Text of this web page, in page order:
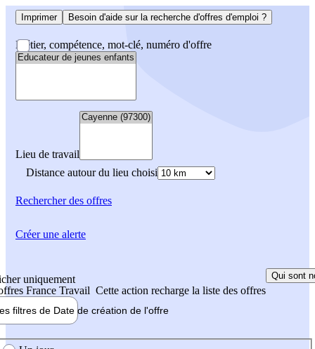
Imprimer Besoin d'aide sur la recherche d'offres d'emploi ?
Métier, compétence, mot-clé, numéro d'offre
Lieu de travail
Distance autour du lieu choisi
Rechercherdes offres
uniquement
France Travail Cette action recharge la liste des offres
Qui sont
filtres de Date de création de l'offre
Créer une alerte